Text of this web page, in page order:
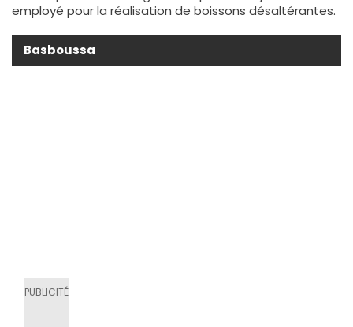
employé pour la réalisation de boissons désaltérantes.
Basboussa